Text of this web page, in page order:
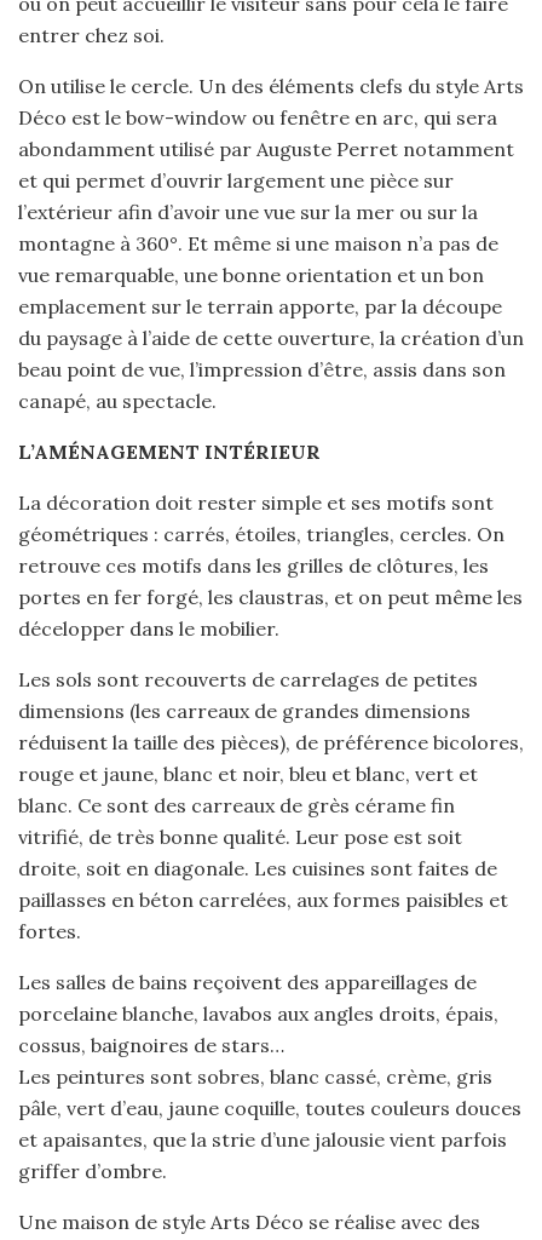
entrer chez soi.
On utilise le cercle. Un des éléments clefs du style Arts
Déco est le bow-window ou fenêtre en arc, qui sera
abondamment utilisé par Auguste Perret notamment
et qui permet d’ouvrir largement une pièce sur
l’extérieur afin d’avoir une vue sur la mer ou sur la
montagne à 360°. Et même si une maison n’a pas de
vue remarquable, une bonne orientation et un bon
emplacement sur le terrain apporte, par la découpe
du paysage à l’aide de cette ouverture, la création d’un
beau point de vue, l’impression d’être, assis dans son
canapé, au spectacle.
L’AMÉNAGEMENT INTÉRIEUR
La décoration doit rester simple et ses motifs sont
géométriques : carrés, étoiles, triangles, cercles. On
retrouve ces motifs dans les grilles de clôtures, les
portes en fer forgé, les claustras, et on peut même les
décelopper dans le mobilier.
Les sols sont recouverts de carrelages de petites
dimensions (les carreaux de grandes dimensions
réduisent la taille des pièces), de préférence bicolores,
rouge et jaune, blanc et noir, bleu et blanc, vert et
blanc. Ce sont des carreaux de grès cérame fin
vitrifié, de très bonne qualité. Leur pose est soit
droite, soit en diagonale. Les cuisines sont faites de
paillasses en béton carrelées, aux formes paisibles et
fortes.
Les salles de bains reçoivent des appareillages de
porcelaine blanche, lavabos aux angles droits, épais,
cossus, baignoires de stars…
Les peintures sont sobres, blanc cassé, crème, gris
pâle, vert d’eau, jaune coquille, toutes couleurs douces
et apaisantes, que la strie d’une jalousie vient parfois
griffer d’ombre.
Une maison de style Arts Déco se réalise avec des